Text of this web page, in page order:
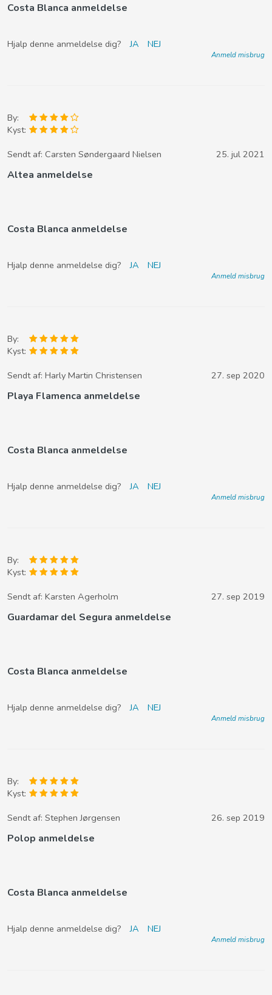
Costa Blanca anmeldelse
Hjalp denne anmeldelse dig? JA NEJ
Anmeld misbrug
By:
Kyst:
Sendt af: Carsten Søndergaard Nielsen 25. jul 2021
Altea anmeldelse
Costa Blanca anmeldelse
Hjalp denne anmeldelse dig? JA NEJ
Anmeld misbrug
By:
Kyst:
Sendt af: Harly Martin Christensen 27. sep 2020
Playa Flamenca anmeldelse
Costa Blanca anmeldelse
Hjalp denne anmeldelse dig? JA NEJ
Anmeld misbrug
By:
Kyst:
Sendt af: Karsten Agerholm 27. sep 2019
Guardamar del Segura anmeldelse
Costa Blanca anmeldelse
Hjalp denne anmeldelse dig? JA NEJ
Anmeld misbrug
By:
Kyst:
Sendt af: Stephen Jørgensen 26. sep 2019
Polop anmeldelse
Costa Blanca anmeldelse
Hjalp denne anmeldelse dig? JA NEJ
Anmeld misbrug